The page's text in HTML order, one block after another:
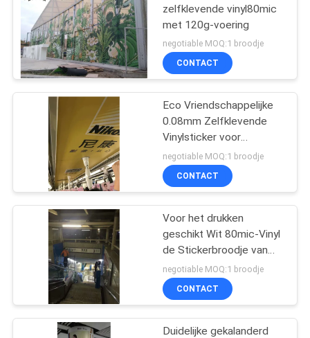
Koude
Lamineringsfilm
Het Voor het
drukken geschikte
Canvas van Inkjet
zelfklevende vinyl80mic
met 120g-voering
negotiable MOQ:1 broodje
CONTACT
Eco Vriendschappelijke
0.08mm Zelfklevende
Vinylsticker voor
Tekenraad
negotiable MOQ:1 broodje
CONTACT
Voor het drukken
geschikt Wit 80mic-Vinyl
de Stickerbroodje van
pvc voor Oplosbare Druk
negotiable MOQ:1 broodje
CONTACT
Duidelijke gekalanderd